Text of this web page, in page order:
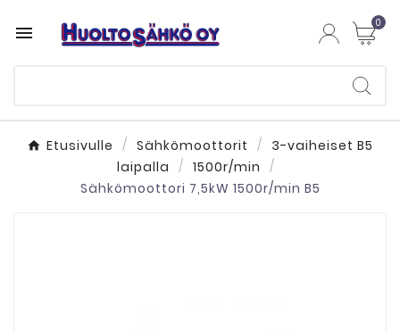
 0
Etusivulle Sähkömoottorit
3-vaiheiset B5
laipalla
1500r/min
Sähkömoottori 7,5kW 1500r/min B5